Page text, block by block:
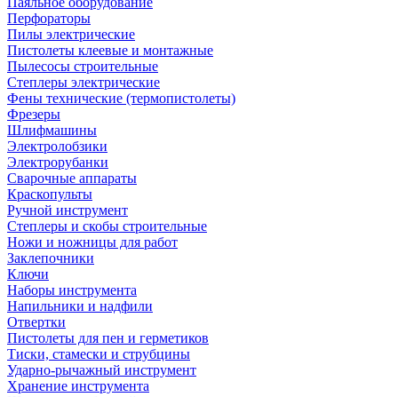
Перфораторы
Пилы электрические
Пистолеты клеевые и монтажные
Пылесосы строительные
Степлеры электрические
Фены технические (термопистолеты)
Фрезеры
Шлифмашины
Электролобзики
Электрорубанки
Сварочные аппараты
Краскопульты
Ручной инструмент
Степлеры и скобы строительные
Ножи и ножницы для работ
Заклепочники
Ключи
Наборы инструмента
Напильники и надфили
Отвертки
Пистолеты для пен и герметиков
Тиски, стамески и струбцины
Ударно-рычажный инструмент
Хранение инструмента